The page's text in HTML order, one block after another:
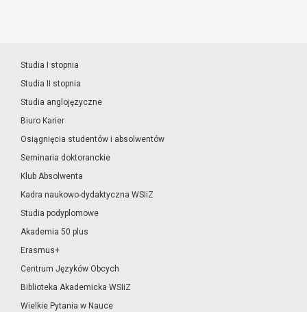
Studia I stopnia
Studia II stopnia
Studia anglojęzyczne
Biuro Karier
Osiągnięcia studentów i absolwentów
Seminaria doktoranckie
Klub Absolwenta
Kadra naukowo-dydaktyczna WSIiZ
Studia podyplomowe
Akademia 50 plus
Erasmus+
Centrum Języków Obcych
Biblioteka Akademicka WSIiZ
Wielkie Pytania w Nauce